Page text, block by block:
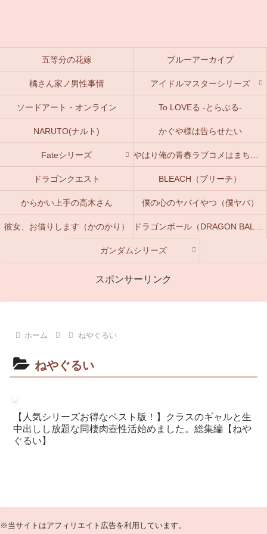
五等分の花嫁 ブルーアーカイブ
橘さん家ノ男性事情 アイドルマスターシリーズ
ソードアート・オンライン To LOVEる -とらぶる-
NARUTO(ナルト) かぐや様は告らせたい
Fateシリーズ
ドラゴンクエスト BLEACH（ブリーチ）
からかい上手の高木さん 僕の心のヤバイやつ（僕ヤバ）
彼女、お借りします（かのかり）
ガンダムシリーズ
スポンサーリンク
ホーム ねやぐるい
ねやぐるい
【人気シリーズお得なベスト版！】クラスのギャルと生
中出しし放題な同棲肉壺性活始めました。総集編【ねや
ぐるい】
※当サイトはアフィリエイト広告を利用しています。